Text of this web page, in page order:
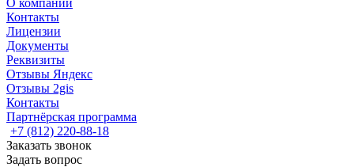
О компании
Контакты
Лицензии
Документы
Реквизиты
Отзывы Яндекс
Отзывы 2gis
Контакты
Партнёрская программа
+7 (812) 220-88-18
Заказать звонок
Задать вопрос